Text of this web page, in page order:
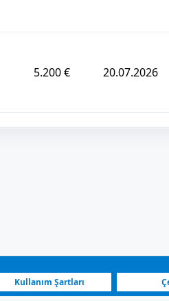
5.200 € 20.07.2026
Kullanım Şartları